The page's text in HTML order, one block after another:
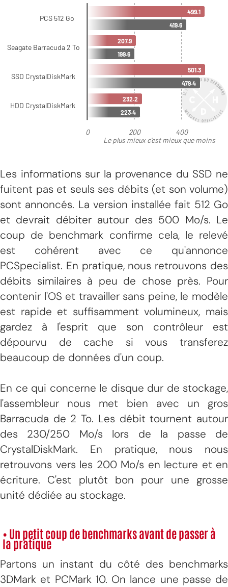
Les informations sur la provenance du SSD ne
fuitent pas et seuls ses débits (et son volume)
sont annoncés. La version installée fait 512 Go
et devrait débiter autour des 500 Mo/s. Le
coup de benchmark confirme cela, le relevé
est cohérent avec ce qu'annonce
PCSpecialist. En pratique, nous retrouvons des
débits similaires à peu de chose près. Pour
contenir l'OS et travailler sans peine, le modèle
est rapide et suffisamment volumineux, mais
gardez à l'esprit que son contrôleur est
dépourvu de cache si vous transferez
beaucoup de données d'un coup.
En ce qui concerne le disque dur de stockage,
l'assembleur nous met bien avec un gros
Barracuda de 2 To. Les débit tournent autour
des 230/250 Mo/s lors de la passe de
CrystalDiskMark. En pratique, nous nous
retrouvons vers les 200 Mo/s en lecture et en
écriture. C'est plutôt bon pour une grosse
unité dédiée au stockage.
• Un petit coup de benchmarks avant de passer à
la pratique
Partons un instant du côté des benchmarks
3DMark et PCMark 10. On lance une passe de